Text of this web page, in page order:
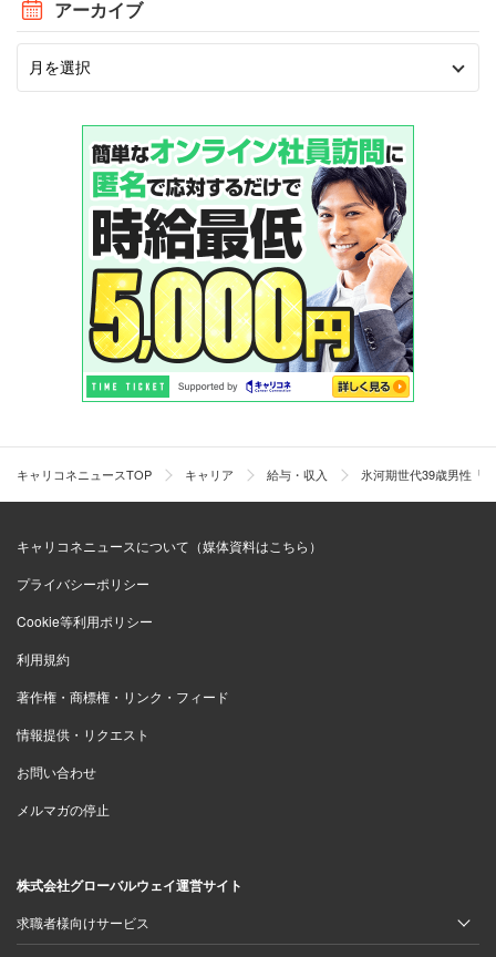
アーカイブ
キャリコネニュースTOP キャリア 給与・収入 氷河期世代39歳男性「
キャリコネニュースについて（媒体資料はこちら）
プライバシーポリシー
Cookie等利用ポリシー
利用規約
著作権・商標権・リンク・フィード
情報提供・リクエスト
お問い合わせ
メルマガの停止
株式会社グローバルウェイ運営サイト
求職者様向けサービス